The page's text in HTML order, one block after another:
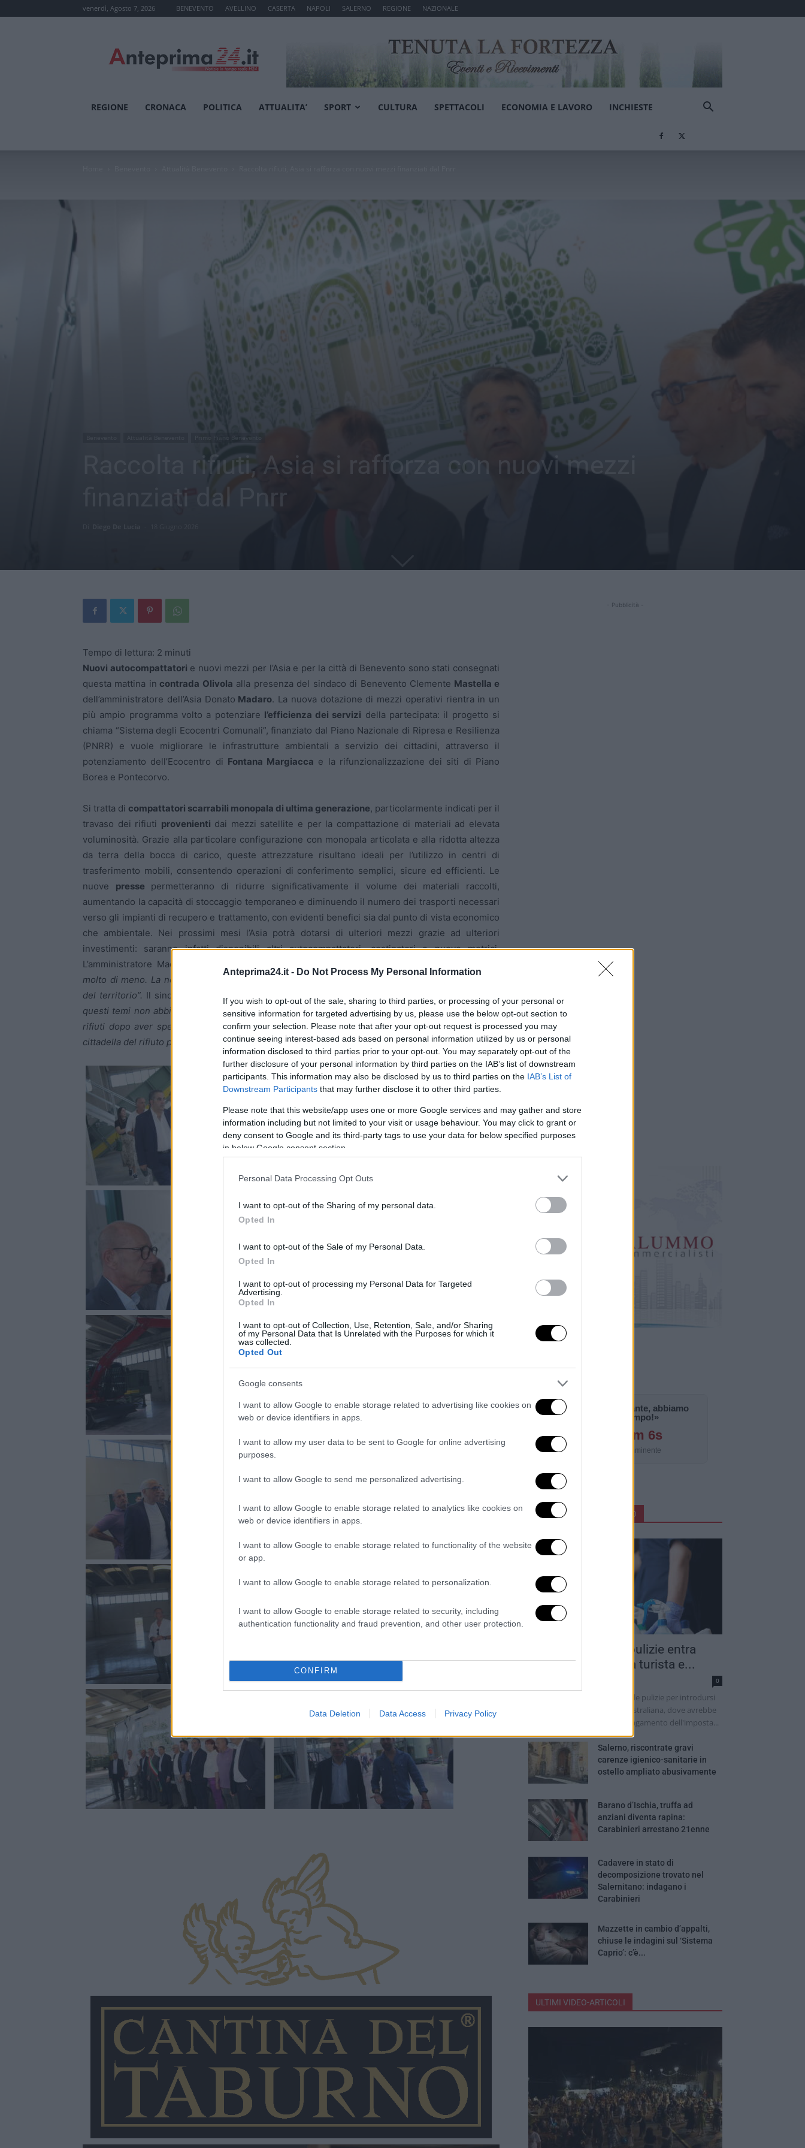
Anteprima24.it - Do Not Process My Personal Information
If you wish to opt-out of the sale, sharing to third parties, or processing of your personal or
sensitive information for targeted advertising by us, please use the below opt-out section to
confirm your selection. Please note that after your opt-out request is processed you may
continue seeing interest-based ads based on personal information utilized by us or personal
information disclosed to third parties prior to your opt-out. You may separately opt-out of the
further disclosure of your personal information by third parties on the IAB’s list of downstream
participants. This information may also be disclosed by us to third parties on the IAB’s List of
Downstream Participants that may further disclose it to other third parties.
Please note that this website/app uses one or more Google services and may gather and store
information including but not limited to your visit or usage behaviour. You may click to grant or
deny consent to Google and its third-party tags to use your data for below specified purposes
in below Google consent section.
Personal Data Processing Opt Outs
I want to opt-out of the Sharing of my personal data.
Opted In
I want to opt-out of the Sale of my Personal Data.
Opted In
I want to opt-out of processing my Personal Data for Targeted
Advertising.
Opted In
I want to opt-out of Collection, Use, Retention, Sale, and/or Sharing
of my Personal Data that Is Unrelated with the Purposes for which it
was collected.
Opted Out
Google consents
I want to allow Google to enable storage related to advertising like cookies on
web or device identifiers in apps.
I want to allow my user data to be sent to Google for online advertising
purposes.
I want to allow Google to send me personalized advertising.
I want to allow Google to enable storage related to analytics like cookies on
web or device identifiers in apps.
I want to allow Google to enable storage related to functionality of the website
or app.
I want to allow Google to enable storage related to personalization.
I want to allow Google to enable storage related to security, including
authentication functionality and fraud prevention, and other user protection.
CONFIRM
Data Deletion Data Access Privacy Policy
venerdì, Agosto 7, 2026 BENEVENTO AVELLINO CASERTA NAPOLI SALERNO REGIONE NAZIONALE
REGIONE CRONACA POLITICA ATTUALITA’ SPORT CULTURA SPETTACOLI ECONOMIA E LAVORO INCHIESTE
Primo Piano Benevento
Raccolta rifiuti, Asia si rafforza con nuovi mezzi
finanziati dal Pnrr
Tempo di lettura: 2 minuti
Nuovi autocompattatori e nuovi mezzi per l’Asia e per la città di Benevento sono stati consegnati
questa mattina in contrada Olivola alla presenza del sindaco di Benevento Clemente Mastella e
dell’amministratore dell’Asia Donato Madaro. La nuova dotazione di mezzi operativi rientra in un
più ampio programma volto a potenziare l’efficienza dei servizi della partecipata: il progetto si
chiama “Sistema degli Ecocentri Comunali”, finanziato dal Piano Nazionale di Ripresa e Resilienza
(PNRR) e vuole migliorare le infrastrutture ambientali a servizio dei cittadini, attraverso il
potenziamento dell’Ecocentro di Fontana Margiacca e la rifunzionalizzazione dei siti di Piano
Borea e Pontecorvo.
Si tratta di compattatori scarrabili monopala di ultima generazione, particolarmente indicati per il
travaso dei rifiuti provenienti dai mezzi satellite e per la compattazione di materiali ad elevata
voluminosità. Grazie alla particolare configurazione con monopala articolata e alla ridotta altezza
da terra della bocca di carico, queste attrezzature risultano ideali per l’utilizzo in centri di
trasferimento mobili, consentendo operazioni di conferimento semplici, sicure ed efficienti. Le
nuove presse permetteranno di ridurre significativamente il volume dei materiali raccolti,
aumentando la capacità di stoccaggio temporaneo e diminuendo il numero dei trasporti necessari
verso gli impianti di recupero e trattamento, con evidenti benefici sia dal punto di vista economico
che ambientale. Nei prossimi mesi l’Asia potrà dotarsi di ulteriori mezzi grazie ad ulteriori
investimenti: saranno infatti disponibili altri autocompattatori, costipatori e nuove motrici.
L’amministratore Madaro ha sottolineato:
molto di meno. La nostra progettazione va avanti e la capacità dell’azienda risponde all’esigenza
del territorio”. Il sindaco di Benevento Clemente Mastella ha parlato di città all’avanguardia: “
Su
questi temi non abbiamo nulla da invidiare al nord o centro Italia. Parlo soprattutto della raccolta
rifiuti dopo aver sperimentato in maniera positiva la Tarip”.Poi ha aggiunto: “Puntiamo ad una
cittadella del rifiuto per riconsiderare sul piano generale. La città in gran parte è pulita”.
- Pubblicità -
«La notizia è importante, abbiamo
bisogno di tempo!»
126g 6h 0m 4s
Aggiornamento imminente
ARTICOLI IN PRIMO PIANO
Finto addetto alle pulizie entra
nella camera di una turista e...
0
Si sarebbe finto un addetto alle pulizie per introdursi
nella camera di una turista australiana, dove avrebbe
prima tentato di ottenere il pagamento dell'imposta...
Salerno, riscontrate gravi
carenze igienico-sanitarie in
ostello ampliato abusivamente
Barano d’Ischia, truffa ad
anziani diventa rapina:
Carabinieri arrestano 21enne
Cadavere in stato di
decomposizione trovato nel
Salernitano: indagano i
Carabinieri
Mazzette in cambio d’appalti,
chiuse le indagini sul ‘Sistema
Caprio’: c’è...
ULTIMI VIDEO-ARTICOLI